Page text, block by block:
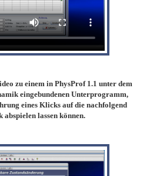
zu einem in PhysProf 1.1 unter dem
eingebundenen Unterprogramm,
eines Klicks auf die nachfolgend
abspielen lassen können.